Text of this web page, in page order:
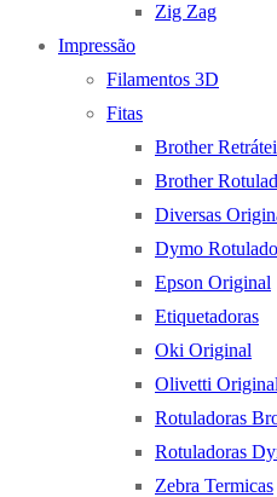
Zig Zag
Impressão
Filamentos 3D
Fitas
Brother
Brother
Diversas
Dymo
Epson Original
Etiquetadoras
Oki Original
Olivetti Original
Rotuladoras
Rotuladoras
Zebra Termicas